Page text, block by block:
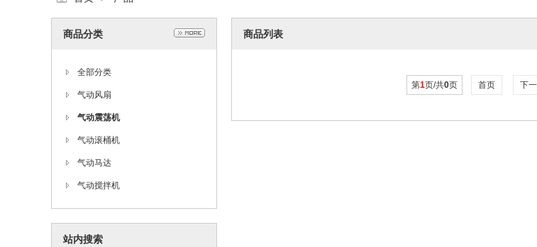
商品分类
全部分类
气动风扇
气动震荡机
气动滚桶机
气动马达
气动搅拌机
站内搜索
商品列表
第1页/共0页 首页 下